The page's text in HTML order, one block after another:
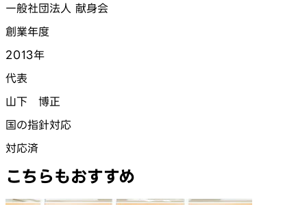
一般社団法人 献身会
創業年度
2013年
代表
山下 博正
国の指針対応
対応済
こちらもおすすめ